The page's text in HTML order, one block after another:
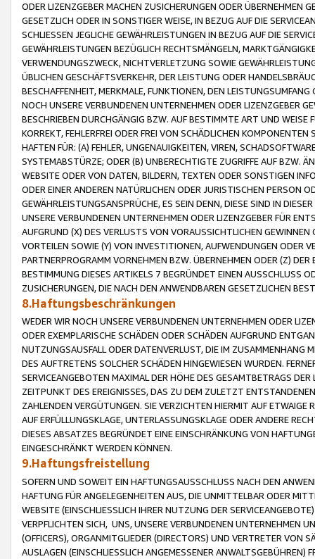
ODER LIZENZGEBER MACHEN ZUSICHERUNGEN ODER ÜBERNEHMEN
GESETZLICH ODER IN SONSTIGER WEISE, IN BEZUG AUF DIE
SCHLIESSEN JEGLICHE GEWÄHRLEISTUNGEN IN BEZUG AUF DIE
GEWÄHRLEISTUNGEN BEZÜGLICH RECHTSMÄNGELN,
VERWENDUNGSZWECK, NICHTVERLETZUNG SOWIE
ÜBLICHEN GESCHÄFTSVERKEHR, DER LEISTUNG ODER
BESCHAFFENHEIT, MERKMALE, FUNKTIONEN, DEN
NOCH UNSERE VERBUNDENEN UNTERNEHMEN ODER LIZENZGEBER
BESCHRIEBEN DURCHGÄNGIG BZW. AUF BESTIMMTE ART UND
KORREKT, FEHLERFREI ODER FREI VON SCHÄDLICHEN
HAFTEN FÜR: (A) FEHLER, UNGENAUIGKEITEN, VIREN,
SYSTEMABSTÜRZE; ODER (B) UNBERECHTIGTE ZUGRIFFE AUF BZW.
WEBSITE ODER VON DATEN, BILDERN, TEXTEN ODER SONSTIGEN
ODER EINER ANDEREN NATÜRLICHEN ODER JURISTISCHEN PERSON
GEWÄHRLEISTUNGSANSPRÜCHE, ES SEIN DENN, DIESE SIND IN
UNSERE VERBUNDENEN UNTERNEHMEN ODER LIZENZGEBER FÜR
AUFGRUND (X) DES VERLUSTS VON VORAUSSICHTLICHEN
VORTEILEN SOWIE (Y) VON INVESTITIONEN, AUFWENDUNGEN ODER
PARTNERPROGRAMM VORNEHMEN BZW. ÜBERNEHMEN ODER (Z)
BESTIMMUNG DIESES ARTIKELS 7 BEGRÜNDET EINEN AUSSCHLUSS
ZUSICHERUNGEN, DIE NACH DEN ANWENDBAREN GESETZLICHEN
8.Haftungsbeschränkungen
WEDER WIR NOCH UNSERE VERBUNDENEN UNTERNEHMEN ODER
ODER EXEMPLARISCHE SCHÄDEN ODER SCHÄDEN AUFGRUND
NUTZUNGSAUSFALL ODER DATENVERLUST, DIE IM ZUSAMMENHANG
DES AUFTRETENS SOLCHER SCHÄDEN HINGEWIESEN WURDEN.
SERVICEANGEBOTEN MAXIMAL DER HÖHE DES GESAMTBETRAGS
ZEITPUNKT DES EREIGNISSES, DAS ZU DEM ZULETZT
ZAHLENDEN VERGÜTUNGEN. SIE VERZICHTEN HIERMIT AUF
AUF ERFÜLLUNGSKLAGE, UNTERLASSUNGSKLAGE ODER ANDERE
DIESES ABSATZES BEGRÜNDET EINE EINSCHRÄNKUNG VON
EINGESCHRÄNKT WERDEN KÖNNEN.
9.Haftungsfreistellung
SOFERN UND SOWEIT EIN HAFTUNGSAUSSCHLUSS NACH DEN
HAFTUNG FÜR ANGELEGENHEITEN AUS, DIE UNMITTELBAR ODER
WEBSITE (EINSCHLIESSLICH IHRER NUTZUNG DER
VERPFLICHTEN SICH, UNS, UNSERE VERBUNDENEN UNTERNEHMEN
(OFFICERS), ORGANMITGLIEDER (DIRECTORS) UND VERTRETER VON
AUSLAGEN (EINSCHLIESSLICH ANGEMESSENER